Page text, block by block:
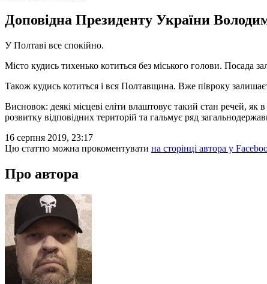
Доповідна Президенту України
У Полтаві все спокійно.
Місто кудись тихенько котиться без міського голови.
Також кудись котиться і вся Полтавщина. Вже півроку
Висновок: деякі місцеві еліти влаштовує такий стан речей, як
розвитку відповідних територій та гальмує ряд
16 серпня 2019, 23:17
Цю статтю можна прокоментувати на сторінці автора у
Про автора